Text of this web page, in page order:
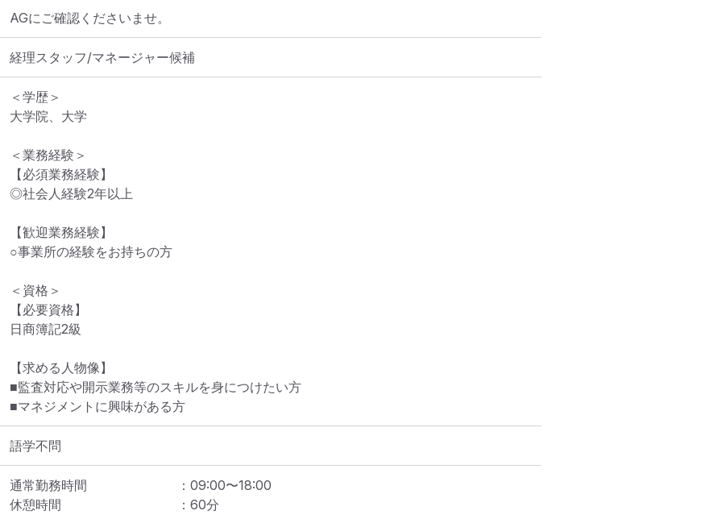
AGにご確認くださいませ。
経理スタッフ/マネージャー候補
＜学歴＞
大学院、大学
＜業務経験＞
【必須業務経験】
◎社会人経験2年以上
【歓迎業務経験】
○事業所の経験をお持ちの方
＜資格＞
【必要資格】
日商簿記2級
【求める人物像】
■監査対応や開示業務等のスキルを身につけたい方
■マネジメントに興味がある方
語学不問
通常勤務時間 ： 09:00〜18:00
休憩時間
： 60分